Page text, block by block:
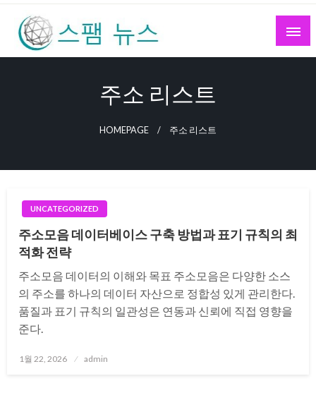
Skip
content
주소 리스트
HOMEPAGE 주소 리스트
UNCATEGORIZED
주소모음 데이터베이스 구축 방법과 표기 규칙의 최
적화 전략
주소모음 데이터의 이해와 목표 주소모음은 다양한 소스
의 주소를 하나의 데이터 자산으로 정합성 있게 관리한다.
품질과 표기 규칙의 일관성은 연동과 신뢰에 직접 영향을
준다.
Posted
1월 22, 2026 admin